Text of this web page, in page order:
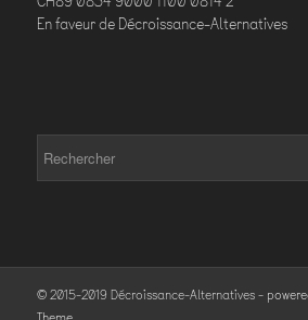
En faveur de Décroissance-Alternatives
© 2015-2019 Décroissance-Alternatives -